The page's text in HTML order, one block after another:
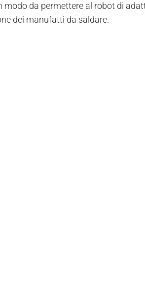
da permettere al robot di
dei manufatti da saldare.